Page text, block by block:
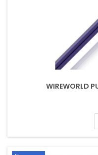
WIREWORLD